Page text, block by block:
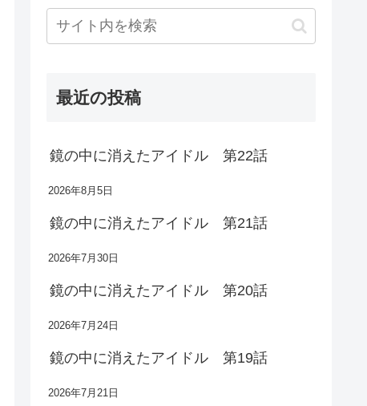
最近の投稿
鏡の中に消えたアイドル 第22話
2026年8月5日
鏡の中に消えたアイドル 第21話
2026年7月30日
鏡の中に消えたアイドル 第20話
2026年7月24日
鏡の中に消えたアイドル 第19話
2026年7月21日